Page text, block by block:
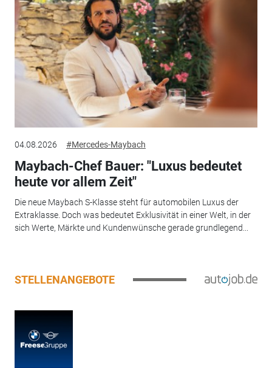
04.08.2026 #Mercedes-Maybach
Maybach-Chef Bauer: "Luxus bedeutet
heute vor allem Zeit"
Die neue Maybach S-Klasse steht für automobilen Luxus der
Extraklasse. Doch was bedeutet Exklusivität in einer Welt, in der
sich Werte, Märkte und Kundenwünsche gerade grundlegend...
STELLENANGEBOTE